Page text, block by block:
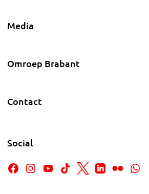
Media
Omroep Brabant
Contact
Social